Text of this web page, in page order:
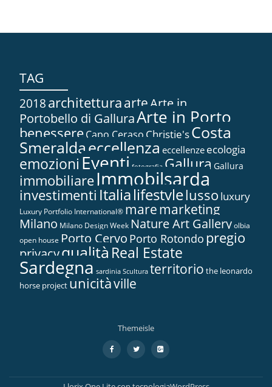
TAG
2018architetturaarteArte in...
Portobello di GalluraArte in Porto
benessereCapo Ceraso Christie'sCosta
Smeraldaeccellenza eccellenze ecologia
emozioni Eventi fotografia Gallura Gallura
immobiliareImmobilsarda
investimenti Italialifestylelusso luxury
Luxury Portfolio International® maremarketing
Milano Milano Design Week Nature Art Galleryolbia
open house Porto Cervo Porto Rotondo pregio
privacyqualità Real Estate
Sardegna sardinia Scultura territorio the leonardo
horse project unicitàville
Themeisle
secondario
fa-
facebook
fa-
twitter
fa-
google-
square